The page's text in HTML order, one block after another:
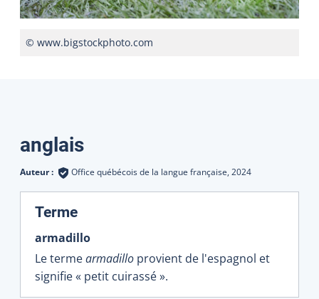
© www.bigstockphoto.com
Traductions
anglais
Auteur : Office québécois de la langue française, 2024
Terme:
armadillo
Le termearmadillo provient de l'espagnol et
signifie « petit cuirassé ».